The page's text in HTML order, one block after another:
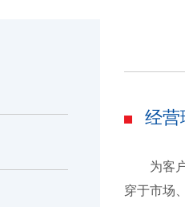
经营
为客户
穿于市场